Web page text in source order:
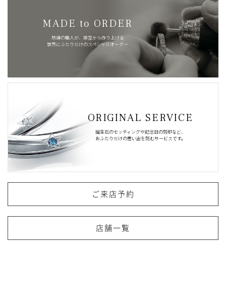
MADE to ORDER
熟練の職人が、原型から作り上げる
世界にふたりだけのスペシャルオーダー
ORIGINAL SERVICE
誕生石のセッティングや記念日の刻印など、
おふたりだけの思い出を刻むサービスです。
ご来店予約
店舗一覧